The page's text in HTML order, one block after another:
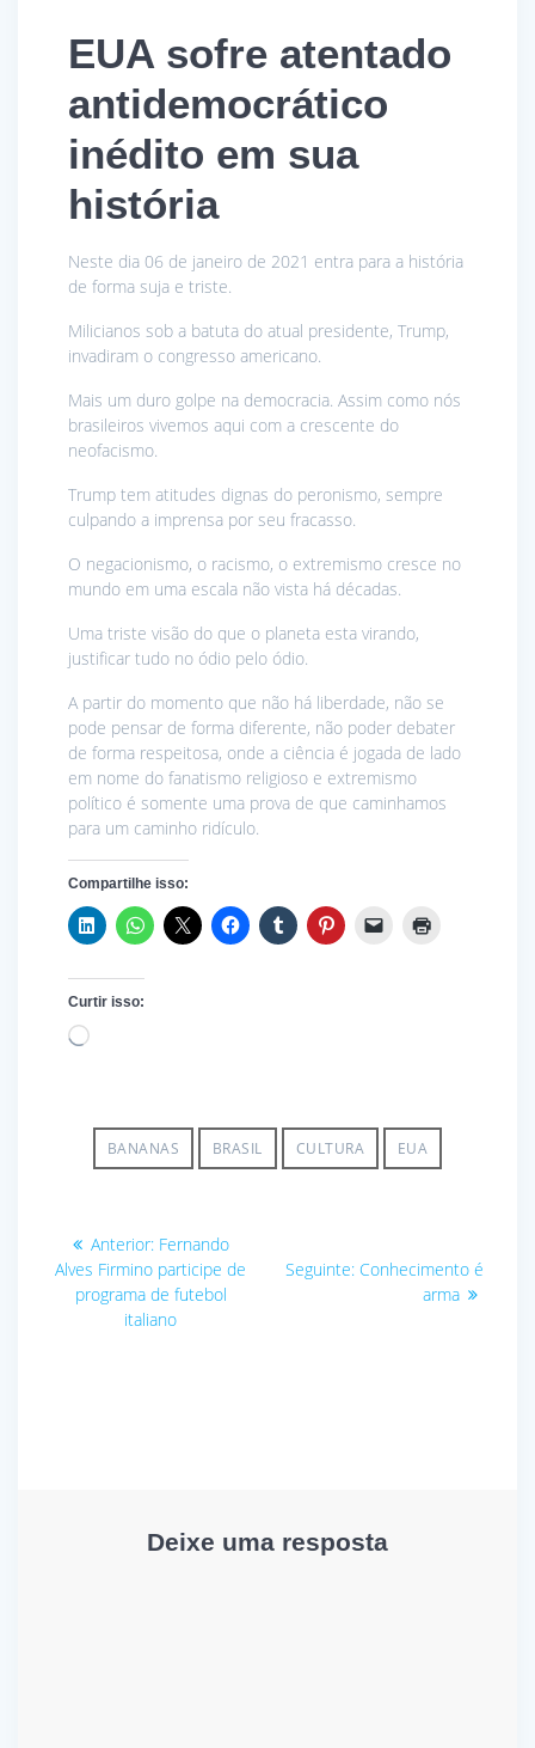
EUA sofre atentado
antidemocrático
inédito em sua
história
Neste dia 06 de janeiro de 2021 entra para a história
de forma suja e triste.
Milicianos sob a batuta do atual presidente, Trump,
invadiram o congresso americano.
Mais um duro golpe na democracia. Assim como nós
brasileiros vivemos aqui com a crescente do
neofacismo.
Trump tem atitudes dignas do peronismo, sempre
culpando a imprensa por seu fracasso.
O negacionismo, o racismo, o extremismo cresce no
mundo em uma escala não vista há décadas.
Uma triste visão do que o planeta esta virando,
justificar tudo no ódio pelo ódio.
A partir do momento que não há liberdade, não se
pode pensar de forma diferente, não poder debater
de forma respeitosa, onde a ciência é jogada de lado
em nome do fanatismo religioso e extremismo
político é somente uma prova de que caminhamos
para um caminho ridículo.
Compartilhe isso:
Curtir isso:
Carregando...
BANANAS BRASIL CULTURA EUA
Navegação
de
Anterior: Post
anterior:
Fernando
Alves Firmino participe de
programa de futebol
italiano
Seguinte: Post
seguinte:
Conhecimento é
arma
Deixe uma resposta